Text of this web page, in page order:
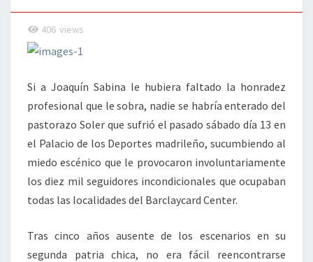
406 views
Si a Joaquín Sabina le hubiera faltado la honradez
profesional que le sobra, nadie se habría enterado del
pastorazo Soler que sufrió el pasado sábado día 13 en
el Palacio de los Deportes madrileño, sucumbiendo al
miedo escénico que le provocaron involuntariamente
los diez mil seguidores incondicionales que ocupaban
todas las localidades del Barclaycard Center.
Tras cinco años ausente de los escenarios en su
segunda patria chica, no era fácil reencontrarse